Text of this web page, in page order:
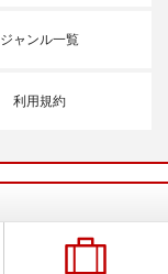
ジャンル一覧
利用規約